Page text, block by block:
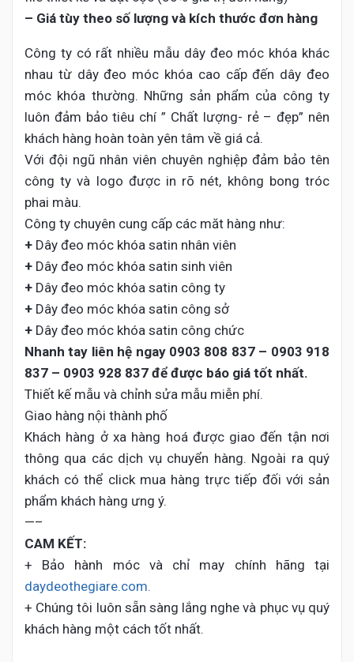
– Giá tùy theo số lượng và kích thước đơn hàng
Công ty có rất nhiều mẫu dây đeo móc khóa khác
nhau từ dây đeo móc khóa cao cấp đến dây đeo
móc khóa thường. Những sản phẩm của công ty
luôn đảm bảo tiêu chí ” Chất lượng- rẻ – đẹp” nên
khách hàng hoàn toàn yên tâm về giá cả.
Với đội ngũ nhân viên chuyên nghiệp đảm bảo tên
công ty và logo được in rõ nét, không bong tróc
phai màu.
Công ty chuyên cung cấp các măt hàng như:
+ Dây đeo móc khóa satin nhân viên
+ Dây đeo móc khóa satin sinh viên
+ Dây đeo móc khóa satin công ty
+ Dây đeo móc khóa satin công sở
+ Dây đeo móc khóa satin công chức
Nhanh tay liên hệ ngay 0903 808 837 – 0903 918
837 – 0903 928 837 để được báo giá tốt nhất.
Thiết kế mẫu và chỉnh sửa mẫu miễn phí.
Giao hàng nội thành phố
Khách hàng ở xa hàng hoá được giao đến tận nơi
thông qua các dịch vụ chuyển hàng. Ngoài ra quý
khách có thể click mua hàng trực tiếp đối với sản
phẩm khách hàng ưng ý.
—–
CAM KẾT:
+ Bảo hành móc và chỉ may chính hãng tại
daydeothegiare.com.
+ Chúng tôi luôn sẵn sàng lắng nghe và phục vụ quý
khách hàng một cách tốt nhất.